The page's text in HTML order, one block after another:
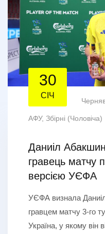
30
СІЧ
АФУ, Збірні (Чоловіча)
Даниіл
гравець матчу
версією УЄФА
УЄФА визнала
гравцем матчу 3-го
Україна, у якому він